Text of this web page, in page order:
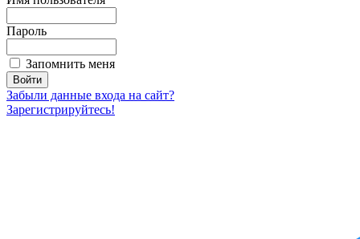
Пароль
Запомнить меня
Забыли данные входа на сайт?
Зарегистрируйтесь!